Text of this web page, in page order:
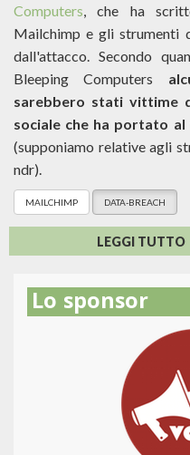
Computers, che ha
Mailchimp e gli strumenti
dall'attacco. Secondo
Bleeping Computers
sarebbero stati vittime
sociale che ha portato
(supponiamo relative agli
ndr).
MAILCHIMP DATA-BREACH
LEGGI TUTTO
Lo sponsor